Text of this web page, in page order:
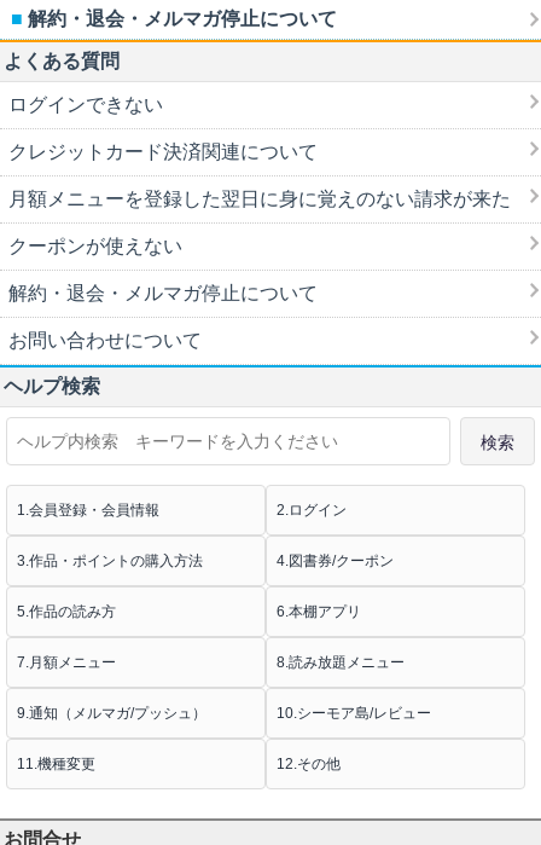
解約・退会・メルマガ停止について
よくある質問
ログインできない
クレジットカード決済関連について
月額メニューを登録した翌日に身に覚えのない請求が来た
クーポンが使えない
解約・退会・メルマガ停止について
お問い合わせについて
ヘルプ検索
1.会員登録・会員情報 2.ログイン
3.作品・ポイントの購入方法 4.図書券/クーポン
5.作品の読み方 6.本棚アプリ
7.月額メニュー 8.読み放題メニュー
9.通知（メルマガ/プッシュ） 10.シーモア島/レビュー
11.機種変更 12.その他
お問合せ